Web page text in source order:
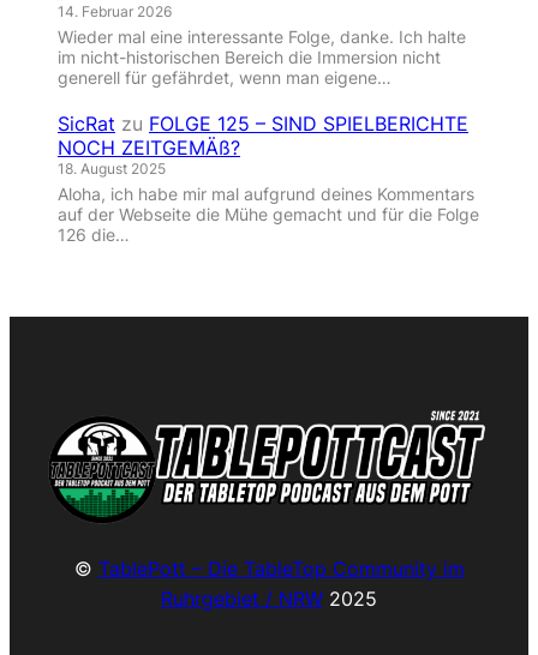
14. Februar 2026
Wieder mal eine interessante Folge, danke. Ich halte
im nicht-historischen Bereich die Immersion nicht
generell für gefährdet, wenn man eigene…
SicRat zu FOLGE 125 – SIND SPIELBERICHTE
NOCH ZEITGEMÄß?
18. August 2025
Aloha, ich habe mir mal aufgrund deines Kommentars
auf der Webseite die Mühe gemacht und für die Folge
126 die…
© TablePott – Die TableTop Community im
Ruhrgebiet / NRW 2025